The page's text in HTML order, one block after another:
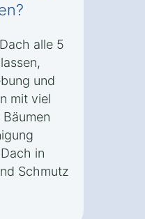
alle 5
und
mit viel
in
Schmutz